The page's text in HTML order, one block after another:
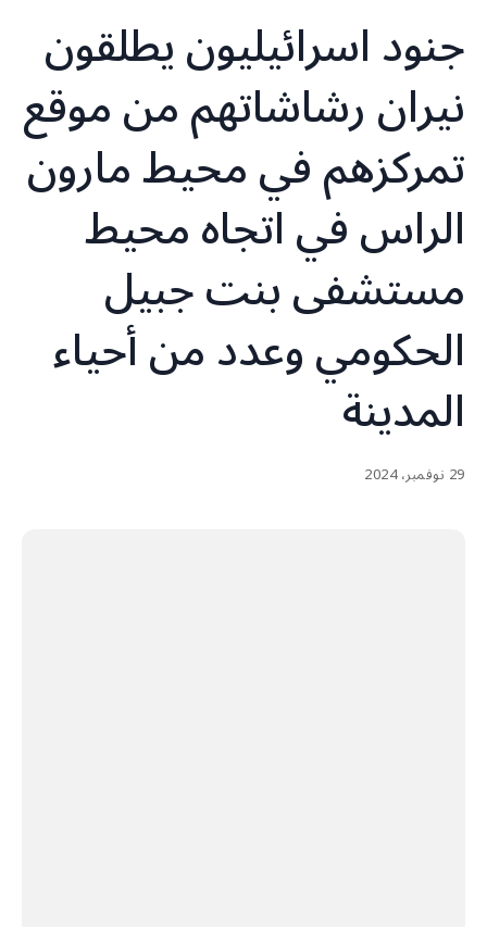
جنود اسرائيليون يطلقون
نيران رشاشاتهم من موقع
تمركزهم في محيط مارون
الراس في اتجاه محيط
مستشفى بنت جبيل
الحكومي وعدد من أحياء
المدينة
29 نوفمبر، 2024